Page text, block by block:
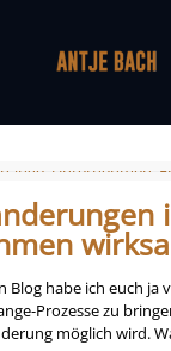
Blog habe ich euch ja
Prozesse zu
möglich wird.